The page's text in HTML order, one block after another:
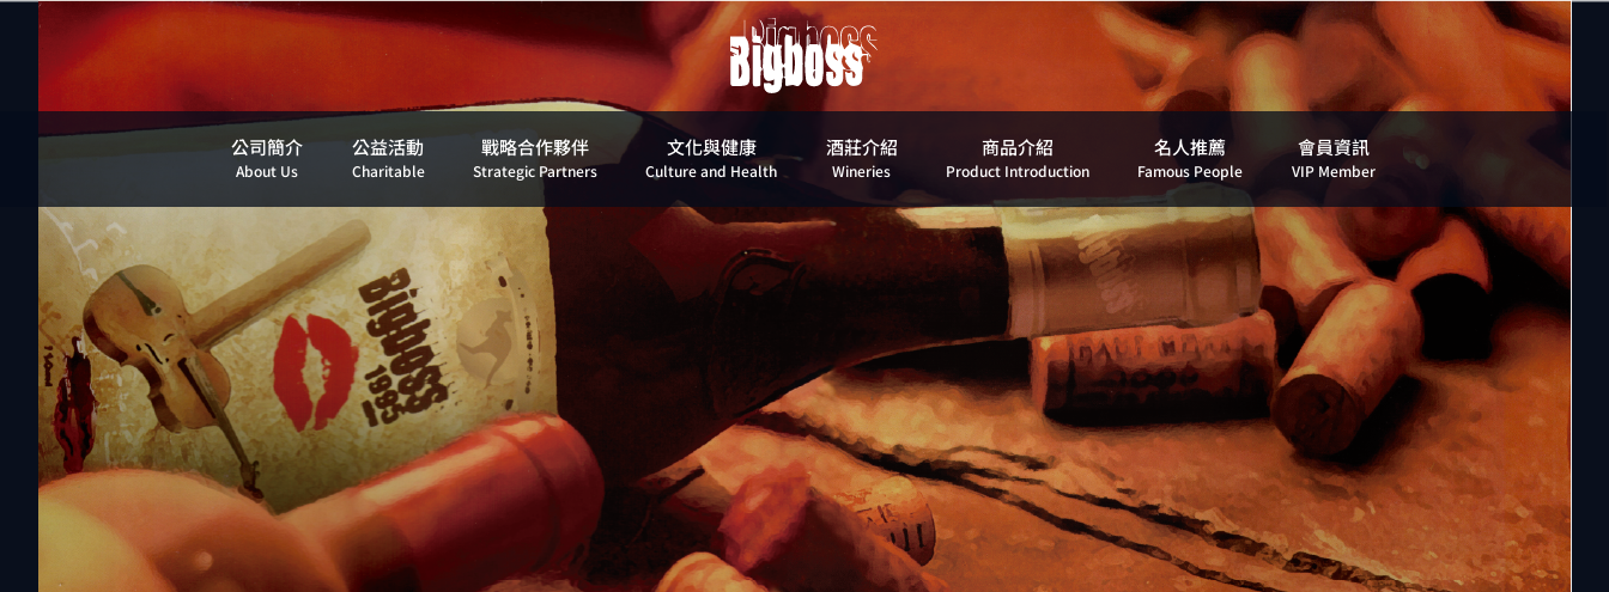
公司簡介
About Us
公益活動
Charitable
戰略合作夥伴
Strategic Partners
文化與健康
Culture and Health
酒莊介紹
Wineries
商品介紹
Product Introduction
名人推薦
Famous People
會員資訊
VIP Member